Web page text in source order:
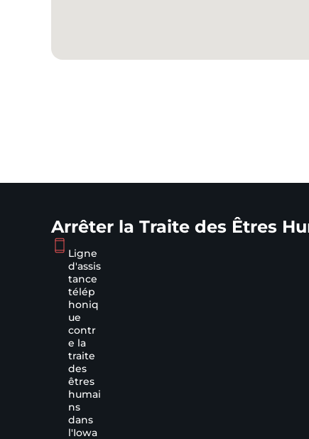
Arrêter la Traite des Êtres
Ligne
d'assis
tance
télép
honiq
ue
contr
e la
traite
des
êtres
humai
ns
dans
l'Iowa